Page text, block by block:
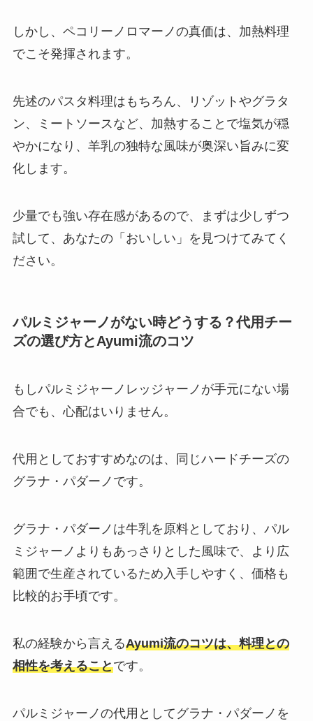
しかし、ペコリーノロマーノの真価は、加熱料理
でこそ発揮されます。
先述のパスタ料理はもちろん、リゾットやグラタ
ン、ミートソースなど、加熱することで塩気が穏
やかになり、羊乳の独特な風味が奥深い旨みに変
化します。
少量でも強い存在感があるので、まずは少しずつ
試して、あなたの「おいしい」を見つけてみてく
ださい。
パルミジャーノがない時どうする？代用チー
ズの選び方とAyumi流のコツ
もしパルミジャーノレッジャーノが手元にない場
合でも、心配はいりません。
代用としておすすめなのは、同じハードチーズの
グラナ・パダーノです。
グラナ・パダーノは牛乳を原料としており、パル
ミジャーノよりもあっさりとした風味で、より広
範囲で生産されているため入手しやすく、価格も
比較的お手頃です。
私の経験から言えるAyumi流のコツは、料理との
相性を考えることです。
パルミジャーノの代用としてグラナ・パダーノを